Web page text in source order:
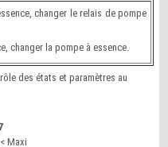
changer le relais de pompe
changer la pompe à essence.
des états et paramètres au
Maxi